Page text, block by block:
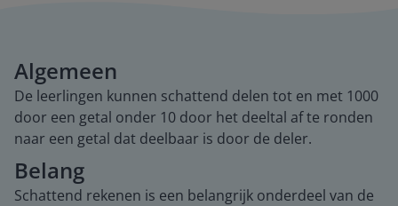
Algemeen
De leerlingen kunnen schattend delen tot en met 1000
door een getal onder 10 door het deeltal af te ronden
naar een getal dat deelbaar is door de deler.
Belang
Schattend rekenen is een belangrijk onderdeel van de